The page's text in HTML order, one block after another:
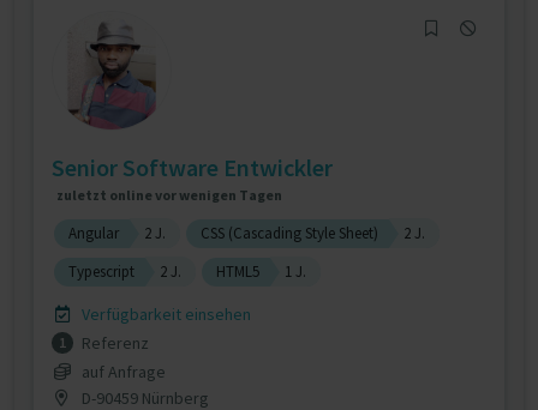
Senior Software Entwickler
zuletzt online vor wenigen Tagen
Angular 2 J. CSS (Cascading Style Sheet)
2 J.
Typescript
2 J. HTML5 1 J.
Verfügbarkeit einsehen
1
Referenz
auf Anfrage
D-90459 Nürnberg